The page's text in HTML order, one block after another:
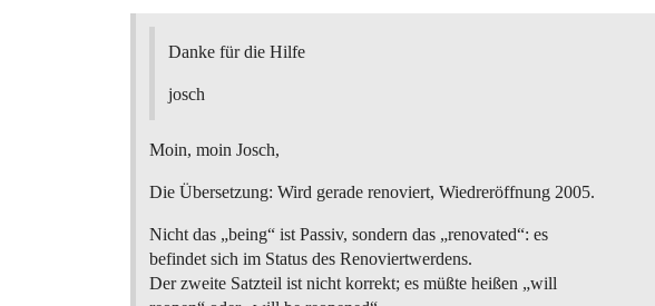
Danke für die Hilfe
josch
Moin, moin Josch,
Die Übersetzung: Wird gerade renoviert, Wiedreröffnung 2005.
Nicht das „being“ ist Passiv, sondern das „renovated“: es
befindet sich im Status des Renoviertwerdens.
Der zweite Satzteil ist nicht korrekt; es müßte heißen „will